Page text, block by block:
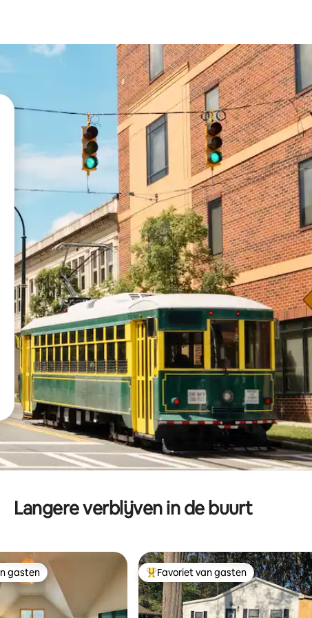
met je de pijltjestoetsen omhoog en omlaag, óf door te tikken of
Langere verblijven in de buurt
gasten
gasten Topfavoriet van gasten
Favoriet van gasten